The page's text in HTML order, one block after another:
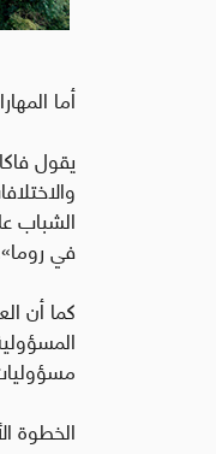
أما
يقول
الشباب
في
كما أن
الخطوة